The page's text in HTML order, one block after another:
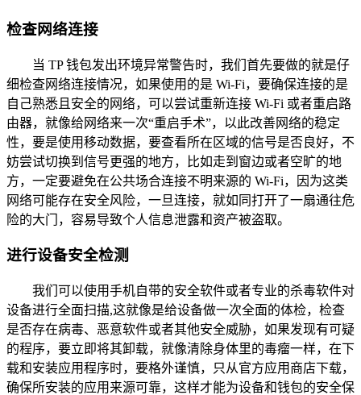
检查网络连接
当 TP 钱包发出环境异常警告时，我们首先要做的就是仔
细检查网络连接情况，如果使用的是 Wi-Fi，要确保连接的是
自己熟悉且安全的网络，可以尝试重新连接 Wi-Fi 或者重启路
由器，就像给网络来一次“重启手术”，以此改善网络的稳定
性，要是使用移动数据，要查看所在区域的信号是否良好，不
妨尝试切换到信号更强的地方，比如走到窗边或者空旷的地
方，一定要避免在公共场合连接不明来源的 Wi-Fi，因为这类
网络可能存在安全风险，一旦连接，就如同打开了一扇通往危
险的大门，容易导致个人信息泄露和资产被盗取。
进行设备安全检测
我们可以使用手机自带的安全软件或者专业的杀毒软件对
设备进行全面扫描,这就像是给设备做一次全面的体检，检查
是否存在病毒、恶意软件或者其他安全威胁，如果发现有可疑
的程序，要立即将其卸载，就像清除身体里的毒瘤一样，在下
载和安装应用程序时，要格外谨慎，只从官方应用商店下载，
确保所安装的应用来源可靠，这样才能为设备和钱包的安全保